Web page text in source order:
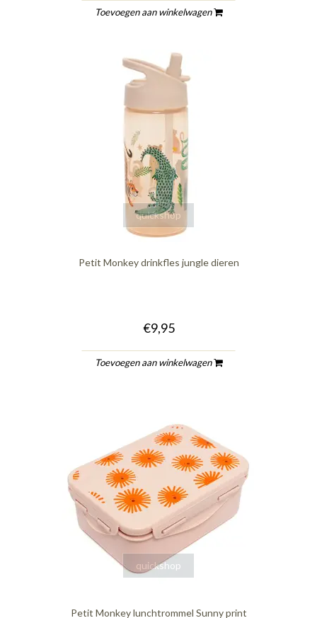
Toevoegen aan winkelwagen
quickshop
Petit Monkey drinkfles jungle dieren
€9,95
Toevoegen aan winkelwagen
quickshop
Petit Monkey lunchtrommel Sunny print